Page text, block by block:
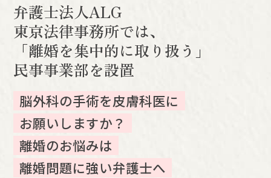
弁護士法人ALG
東京法律事務所では、
「離婚を集中的に取り扱う」
民事事業部を設置
脳外科の手術を皮膚科医に
お願いしますか？
離婚のお悩みは
離婚問題に強い弁護士へ